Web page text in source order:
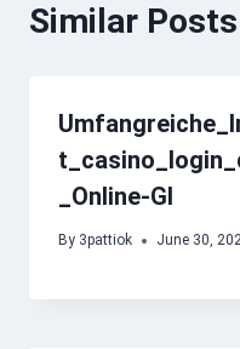
Similar Posts
_Online-Gl
By 3pattiok June 30,